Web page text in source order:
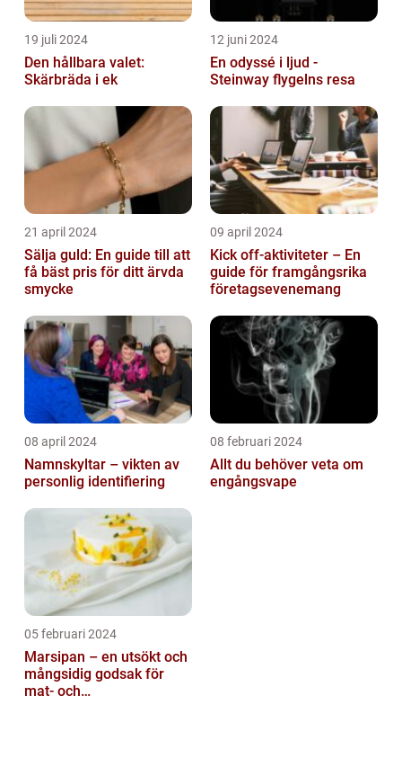
19 juli 2024
Den hållbara valet:
Skärbräda i ek
12 juni 2024
En odyssé i ljud -
Steinway flygelns resa
21 april 2024
Sälja guld: En guide till att
få bäst pris för ditt ärvda
smycke
09 april 2024
Kick off-aktiviteter – En
guide för framgångsrika
företagsevenemang
08 april 2024
Namnskyltar – vikten av
personlig identifiering
08 februari 2024
Allt du behöver veta om
engångsvape
05 februari 2024
Marsipan – en utsökt och
mångsidig godsak för
mat- och